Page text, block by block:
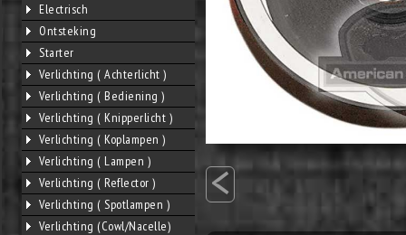
Electrisch
Ontsteking
Starter
Verlichting ( Achterlicht )
Verlichting ( Bediening )
Verlichting ( Knipperlicht )
Verlichting ( Koplampen )
Verlichting ( Lampen )
Verlichting ( Reflector )
Verlichting ( Spotlampen )
Verlichting (Cowl/Nacelle)
<